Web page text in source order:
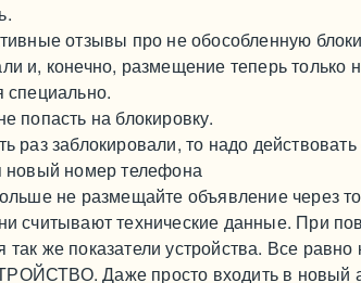
отзывы про не обособленную
и, конечно, размещение теперь только
специально.
попасть на блокировку.
раз заблокировали, то надо
новый номер телефона
не размещайте объявление через
считывают технические данные. При
так же показатели устройства. Все
Даже просто входить в новый